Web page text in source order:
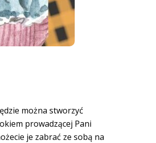
można stworzyć
prowadzącej Pani
je zabrać ze sobą na